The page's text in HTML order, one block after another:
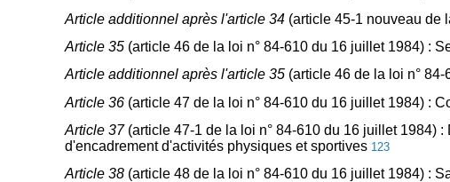
Article additionnel après l'article 34(article 45-1 nouveau de
Article 35(article 46 de la loi n° 84-610 du 16 juillet 1984) :
Article additionnel après l'article 35(article 46 de la loi n° 84-
Article 36(article 47 de la loi n° 84-610 du 16 juillet 1984) :
Article 37(article 47-1 de la loi n° 84-610 du 16 juillet 1984)
d'encadrement d'activités physiques et sportives123
Article 38(article 48 de la loi n° 84-610 du 16 juillet 1984) :